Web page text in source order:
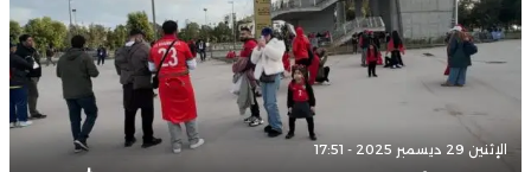
الإثنين 29 ديسمبر 2025 - 17:51